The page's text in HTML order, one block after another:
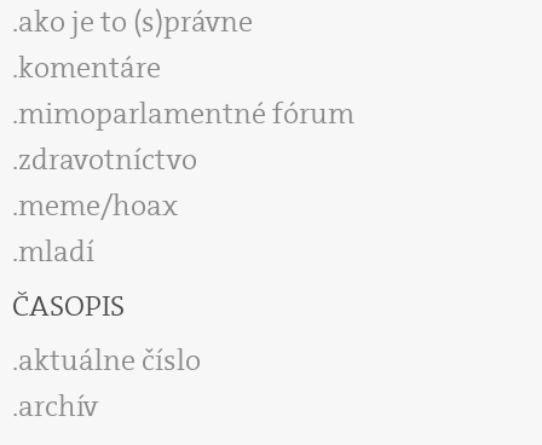
ako je to (s)právne
komentáre
mimoparlamentné fórum
zdravotníctvo
meme/hoax
mladí
ČASOPIS
aktuálne číslo
archív